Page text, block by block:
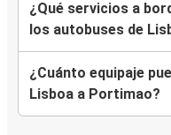
¿Qué servicios a
los autobuses de
¿Cuánto equipaje
Lisboa a Portimao?